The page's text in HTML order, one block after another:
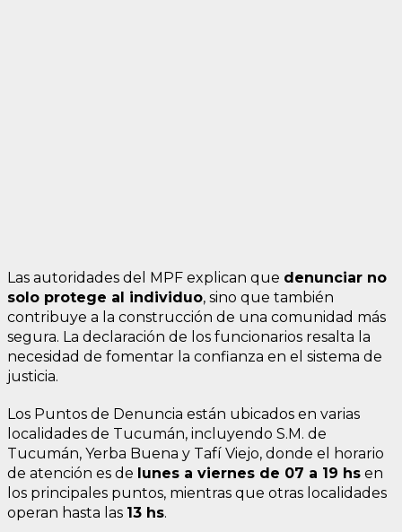
Las autoridades del MPF explican que denunciar no
solo protege al individuo, sino que también
contribuye a la construcción de una comunidad más
segura. La declaración de los funcionarios resalta la
necesidad de fomentar la confianza en el sistema de
justicia.
Los Puntos de Denuncia están ubicados en varias
localidades de Tucumán, incluyendo S.M. de
Tucumán, Yerba Buena y Tafí Viejo, donde el horario
de atención es de lunes a viernes de 07 a 19 hs en
los principales puntos, mientras que otras localidades
operan hasta las 13 hs.